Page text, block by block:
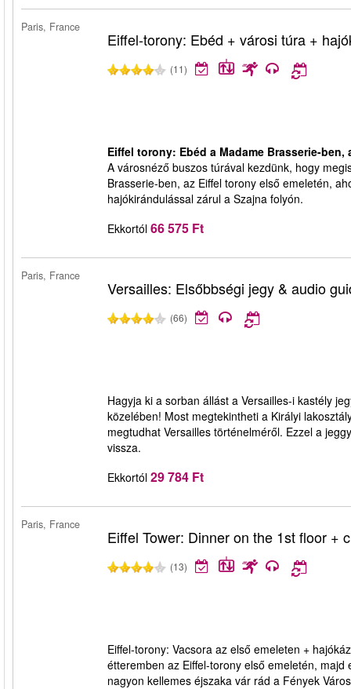
Paris, France
Eiffel-torony: Ebéd + városi túra +
(11)
Eiffel torony: Ebéd a Madame Brasserie-
A városnéző buszos túrával kezdünk, hogy
Brasserie-ben, az Eiffel torony első emeletén,
hajókirándulással zárul a Szajna folyón.
Ekkortól 66 575 Ft
Paris, France
Versailles: Elsőbbségi jegy & audio
(66)
Hagyja ki a sorban állást a Versailles-i kastély
közelében! Most megtekintheti a Királyi
megtudhat Versailles történelméről. Ezzel a
vissza.
Ekkortól 29 784 Ft
Paris, France
Eiffel Tower: Dinner on the 1st floor +
(13)
Eiffel-torony: Vacsora az első emeleten +
étteremben az Eiffel-torony első emeletén,
nagyon kellemes éjszaka vár rád a Fények